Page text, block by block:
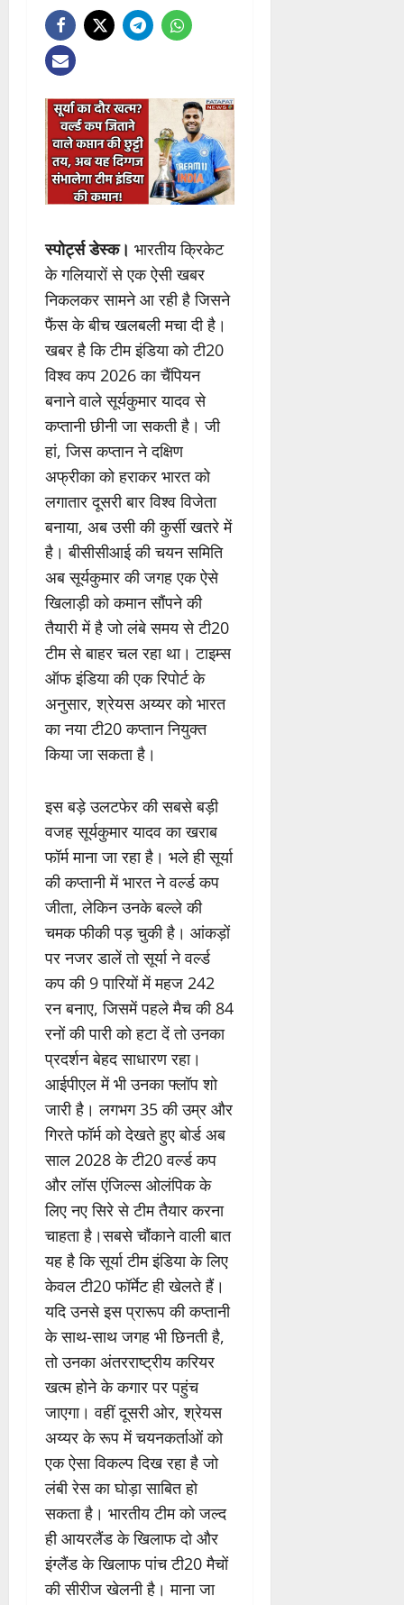
स्पोर्ट्स डेस्क। भारतीय क्रिकेट
के गलियारों से एक ऐसी खबर
निकलकर सामने आ रही है जिसने
फैंस के बीच खलबली मचा दी है।
खबर है कि टीम इंडिया को टी20
विश्व कप 2026 का चैंपियन
बनाने वाले सूर्यकुमार यादव से
कप्तानी छीनी जा सकती है। जी
हां, जिस कप्तान ने दक्षिण
अफ्रीका को हराकर भारत को
लगातार दूसरी बार विश्व विजेता
बनाया, अब उसी की कुर्सी खतरे में
है। बीसीसीआई की चयन समिति
अब सूर्यकुमार की जगह एक ऐसे
खिलाड़ी को कमान सौंपने की
तैयारी में है जो लंबे समय से टी20
टीम से बाहर चल रहा था। टाइम्स
ऑफ इंडिया की एक रिपोर्ट के
अनुसार, श्रेयस अय्यर को भारत
का नया टी20 कप्तान नियुक्त
किया जा सकता है।
इस बड़े उलटफेर की सबसे बड़ी
वजह सूर्यकुमार यादव का खराब
फॉर्म माना जा रहा है। भले ही सूर्या
की कप्तानी में भारत ने वर्ल्ड कप
जीता, लेकिन उनके बल्ले की
चमक फीकी पड़ चुकी है। आंकड़ों
पर नजर डालें तो सूर्या ने वर्ल्ड
कप की 9 पारियों में महज 242
रन बनाए, जिसमें पहले मैच की 84
रनों की पारी को हटा दें तो उनका
प्रदर्शन बेहद साधारण रहा।
आईपीएल में भी उनका फ्लॉप शो
जारी है। लगभग 35 की उम्र और
गिरते फॉर्म को देखते हुए बोर्ड अब
साल 2028 के टी20 वर्ल्ड कप
और लॉस एंजिल्स ओलंपिक के
लिए नए सिरे से टीम तैयार करना
चाहता है।सबसे चौंकाने वाली बात
यह है कि सूर्या टीम इंडिया के लिए
केवल टी20 फॉर्मेट ही खेलते हैं।
यदि उनसे इस प्रारूप की कप्तानी
के साथ-साथ जगह भी छिनती है,
तो उनका अंतरराष्ट्रीय करियर
खत्म होने के कगार पर पहुंच
जाएगा। वहीं दूसरी ओर, श्रेयस
अय्यर के रूप में चयनकर्ताओं को
एक ऐसा विकल्प दिख रहा है जो
लंबी रेस का घोड़ा साबित हो
सकता है। भारतीय टीम को जल्द
ही आयरलैंड के खिलाफ दो और
इंग्लैंड के खिलाफ पांच टी20 मैचों
की सीरीज खेलनी है। माना जा